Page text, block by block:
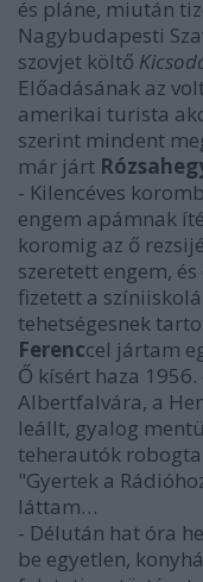
és pláne, miután
Nagybudapesti
szovjet költő
Előadásának az
amerikai turista
szerint mindent
már járt
- Kilencéves
engem apámnak
koromig az ő
szeretett engem,
fizetett a
tehetségesnek
Ferenccel jártam
Ő kísért haza
Albertfalvára, a
leállt, gyalog
teherautók
"Gyertek a
láttam…
- Délután hat óra
be egyetlen,